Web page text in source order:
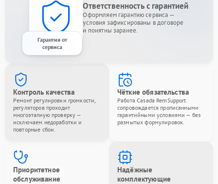
Гарантия от
сервиса
Ответственность с гарантией
Оформляем гарантию сервиса —
условия зафиксированы в договоре
и понятны заранее.
Контроль качества
Ремонт регулировки громкости,
регуляторов проходит
многоэтапную проверку —
исключаем недоработки и
повторные сбои.
Чёткие обязательства
Работа Casada RemSupport
сопровождается прописанными
гарантийными условиями — без
размытых формулировок.
Приоритетное
обслуживание
Надёжные
комплектующие